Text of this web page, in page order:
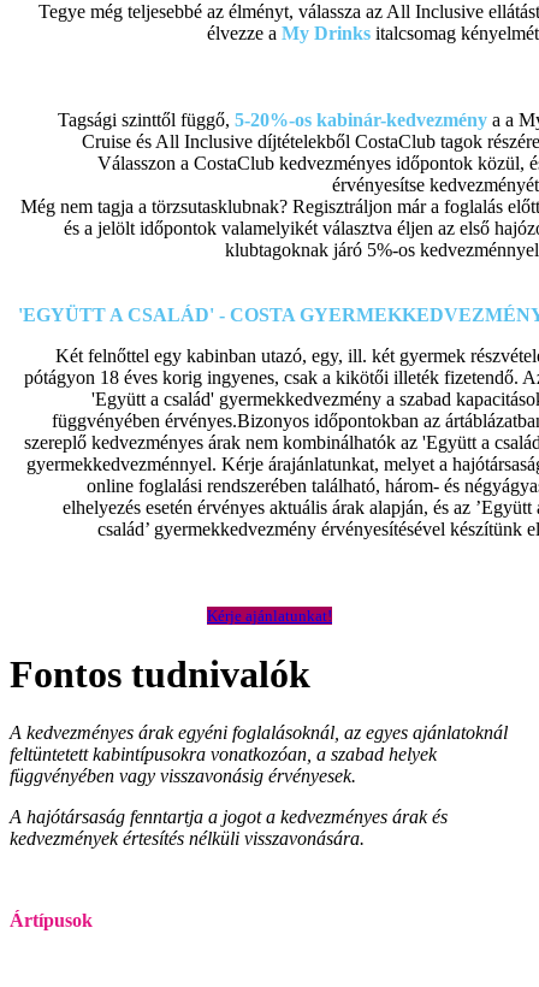
Tegye még teljesebbé az élményt, válassza az All Inclusive
élvezze a My Drinks italcsomag
Tagsági szinttől függő, 5-20%-os kabinár-kedvezmény a a
Cruise és All Inclusive díjtételekből CostaClub tagok
Válasszon a CostaClub kedvezményes időpontok közül,
érvényesítse
Még nem tagja a törzsutasklubnak? Regisztráljon már a foglalás
és a jelölt időpontok valamelyikét választva éljen az első
klubtagoknak járó 5%-os
'EGYÜTT A CSALÁD' - COSTA
Két felnőttel egy kabinban utazó, egy, ill. két gyermek
pótágyon 18 éves korig ingyenes, csak a kikötői illeték fizetendő.
'Együtt a család' gyermekkedvezmény a szabad
függvényében érvényes.Bizonyos időpontokban az
szereplő kedvezményes árak nem kombinálhatók az 'Együtt a
gyermekkedvezménnyel. Kérje árajánlatunkat, melyet a
online foglalási rendszerében található, három- és
elhelyezés esetén érvényes aktuális árak alapján, és az ’Együtt
család’ gyermekkedvezmény érvényesítésével készítünk
Kérje ajánlatunkat!
Fontos tudnivalók
A kedvezményes árak egyéni foglalásoknál, az egyes ajánlatoknál
feltüntetett kabintípusokra vonatkozóan, a szabad helyek
függvényében vagy visszavonásig érvényesek.
A hajótársaság fenntartja a jogot a kedvezményes árak és
kedvezmények értesítés nélküli visszavonására.
Ártípusok